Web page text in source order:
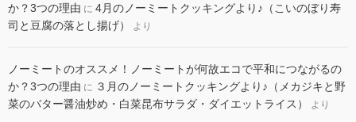
か？3つの理由 に 4月のノーミートクッキングより♪（こいのぼり寿
司と豆腐の落とし揚げ）
より
ノーミートのオススメ！ノーミートが何故エコで平和につながるの
か？3つの理由 に ３月のノーミートクッキングより♪（メカジキと野
菜のバター醤油炒め・白菜昆布サラダ・ダイエットライス）
より